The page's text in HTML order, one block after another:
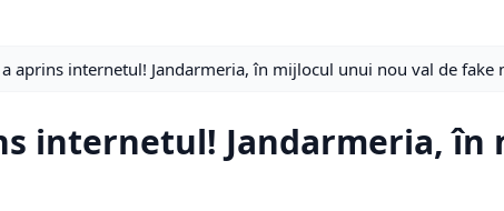
aprins internetul! Jandarmeria, în mijlocul unui nou val de fake
internetul! Jandarmeria, în